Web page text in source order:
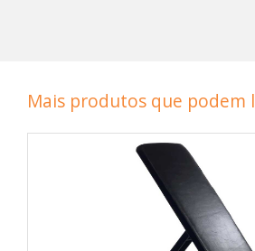
Mais produtos que podem